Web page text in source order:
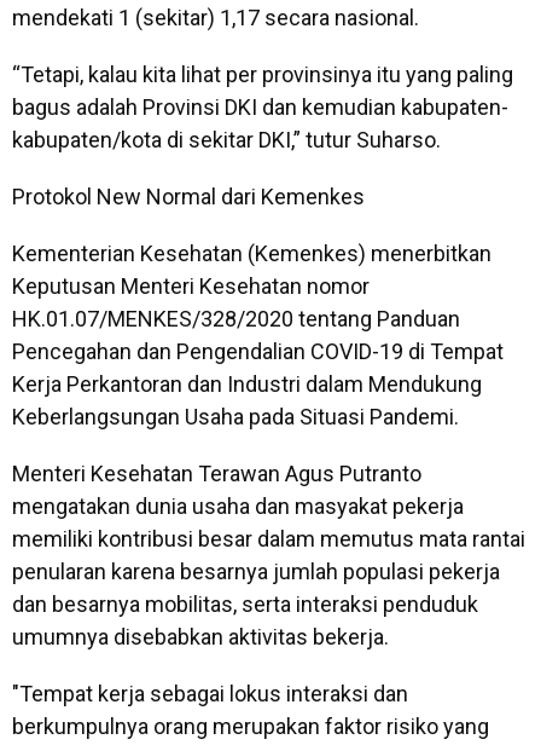
mendekati 1 (sekitar) 1,17 secara nasional.
“Tetapi, kalau kita lihat per provinsinya itu yang paling
bagus adalah Provinsi DKI dan kemudian kabupaten-
kabupaten/kota di sekitar DKI,” tutur Suharso.
Protokol New Normal dari Kemenkes
Kementerian Kesehatan (Kemenkes) menerbitkan
Keputusan Menteri Kesehatan nomor
HK.01.07/MENKES/328/2020 tentang Panduan
Pencegahan dan Pengendalian COVID-19 di Tempat
Kerja Perkantoran dan Industri dalam Mendukung
Keberlangsungan Usaha pada Situasi Pandemi.
Menteri Kesehatan Terawan Agus Putranto
mengatakan dunia usaha dan masyakat pekerja
memiliki kontribusi besar dalam memutus mata rantai
penularan karena besarnya jumlah populasi pekerja
dan besarnya mobilitas, serta interaksi penduduk
umumnya disebabkan aktivitas bekerja.
"Tempat kerja sebagai lokus interaksi dan
berkumpulnya orang merupakan faktor risiko yang